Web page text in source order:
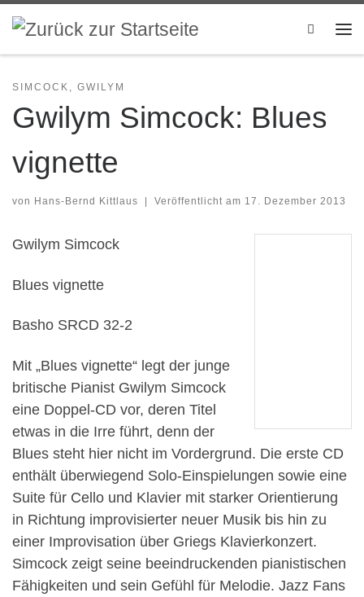
Zum Inhalt springen
Search
SIMCOCK, GWILYM
Gwilym Simcock: Blues
vignette
von Hans-Bernd Kittlaus Veröffentlicht am 17. Dezember 2013
Gwilym Simcock
Blues vignette
Basho SRCD 32-2
Mit „Blues vignette“ legt der junge
britische Pianist Gwilym Simcock
eine Doppel-CD vor, deren Titel
etwas in die Irre führt, denn der
Blues steht hier nicht im Vordergrund. Die erste CD
enthält überwiegend Solo-Einspielungen sowie eine
Suite für Cello und Klavier mit starker Orientierung
in Richtung improvisierter neuer Musik bis hin zu
einer Improvisation über Griegs Klavierkonzert.
Simcock zeigt seine beeindruckenden pianistischen
Fähigkeiten und sein Gefühl für Melodie. Jazz Fans